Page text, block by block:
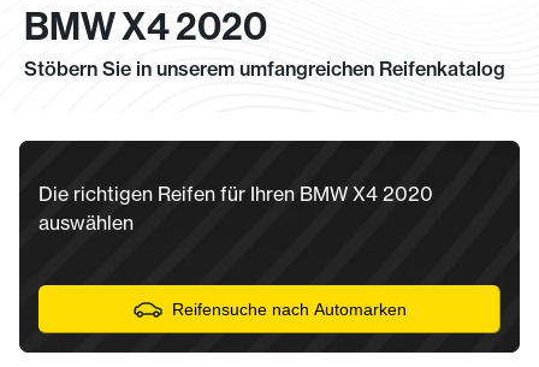
BMW X4 2020
Stöbern Sie in unserem umfangreichen Reifenkatalog
Die richtigen Reifen für Ihren BMW X4 2020
auswählen
Reifensuche nach Automarken